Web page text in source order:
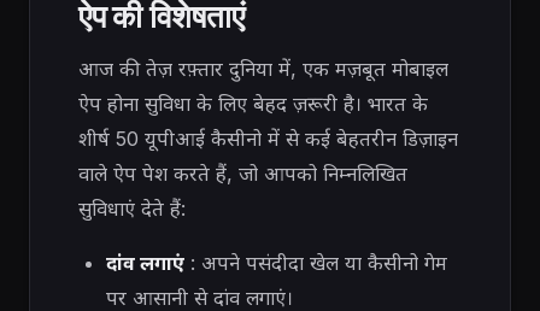
ऐप की विशेषताएं
आज की तेज़ रफ़्तार दुनिया में, एक मज़बूत मोबाइल
ऐप होना सुविधा के लिए बेहद ज़रूरी है। भारत के
शीर्ष 50 यूपीआई कैसीनो में से कई बेहतरीन डिज़ाइन
वाले ऐप पेश करते हैं, जो आपको निम्नलिखित
सुविधाएं देते हैं:
दांव लगाएं: अपने पसंदीदा खेल या कैसीनो गेम
पर आसानी से दांव लगाएं।